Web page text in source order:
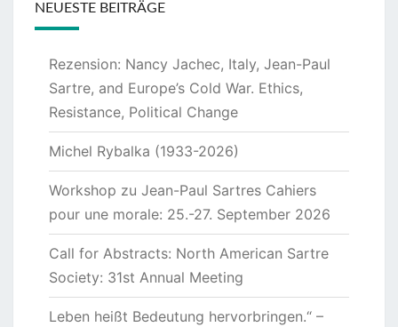
NEUESTE BEITRÄGE
Rezension: Nancy Jachec, Italy, Jean-Paul
Sartre, and Europe’s Cold War. Ethics,
Resistance, Political Change
Michel Rybalka (1933-2026)
Workshop zu Jean-Paul Sartres Cahiers
pour une morale: 25.-27. September 2026
Call for Abstracts: North American Sartre
Society: 31st Annual Meeting
Leben heißt Bedeutung hervorbringen.“ –